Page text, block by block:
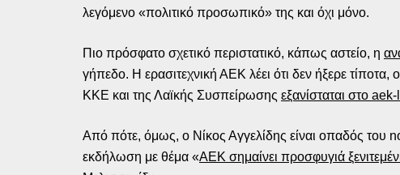
λεγόμενο «πολιτικό προσωπικό» της και όχι μόνο.
Πιο πρόσφατο σχετικό περιστατικό, κάπως αστείο, η
γήπεδο. Η ερασιτεχνική ΑΕΚ λέει ότι δεν ήξερε τίποτα,
ΚΚΕ και της Λαϊκής Συσπείρωσης εξανίσταται στο
Από πότε, όμως, ο Νίκος Αγγελίδης είναι οπαδός του
εκδήλωση με θέμα «ΑΕΚ σημαίνει προσφυγιά